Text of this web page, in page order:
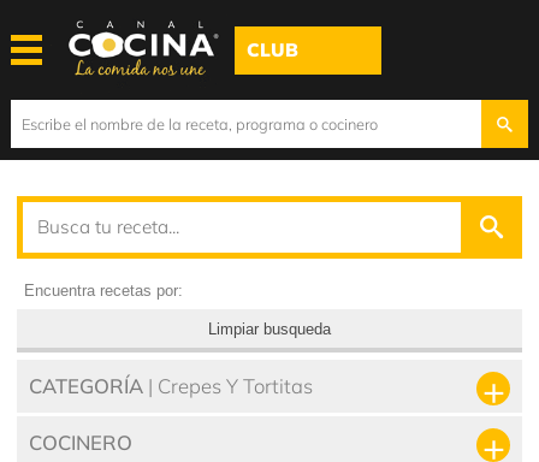
CLUB
Encuentra recetas por:
Limpiar busqueda
CATEGORÍA | Crepes Y Tortitas
COCINERO